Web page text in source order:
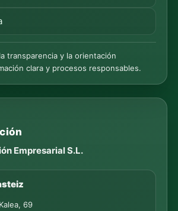
transparencia y la orientación
clara y procesos responsables.
Empresarial S.L.
69